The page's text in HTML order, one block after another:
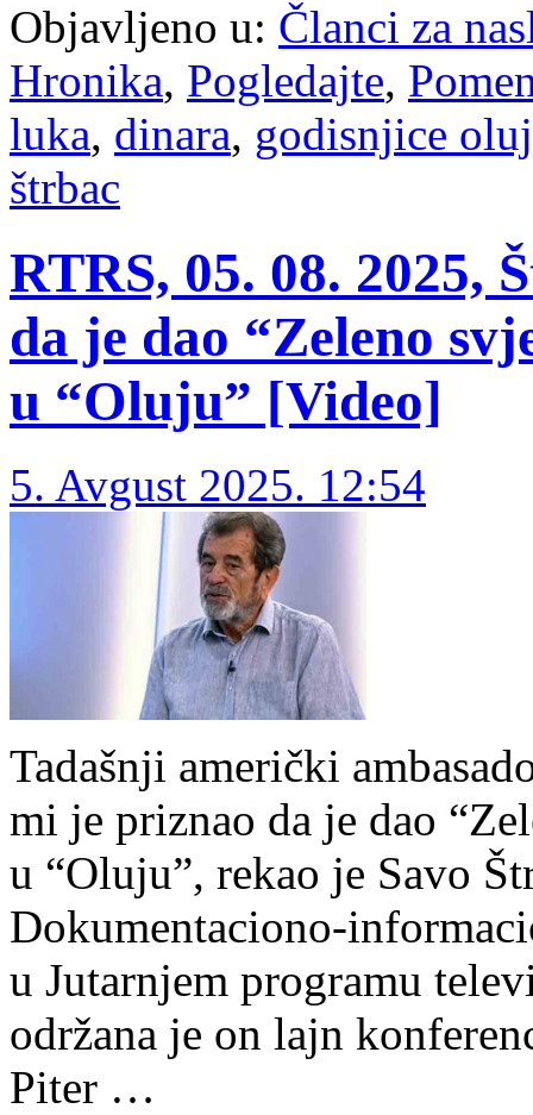
Objavljeno u: Članci za
Hronika, Pogledajte,
luka, dinara, godisnjice
štrbac
RTRS, 05. 08.
da je dao “Zeleno
u “Oluju” [Video]
5. Avgust 2025. 12:54
Tadašnji američki
mi je priznao da je dao
u “Oluju”, rekao je Savo
Dokumentaciono-
u Jutarnjem programu
održana je on lajn
Piter …